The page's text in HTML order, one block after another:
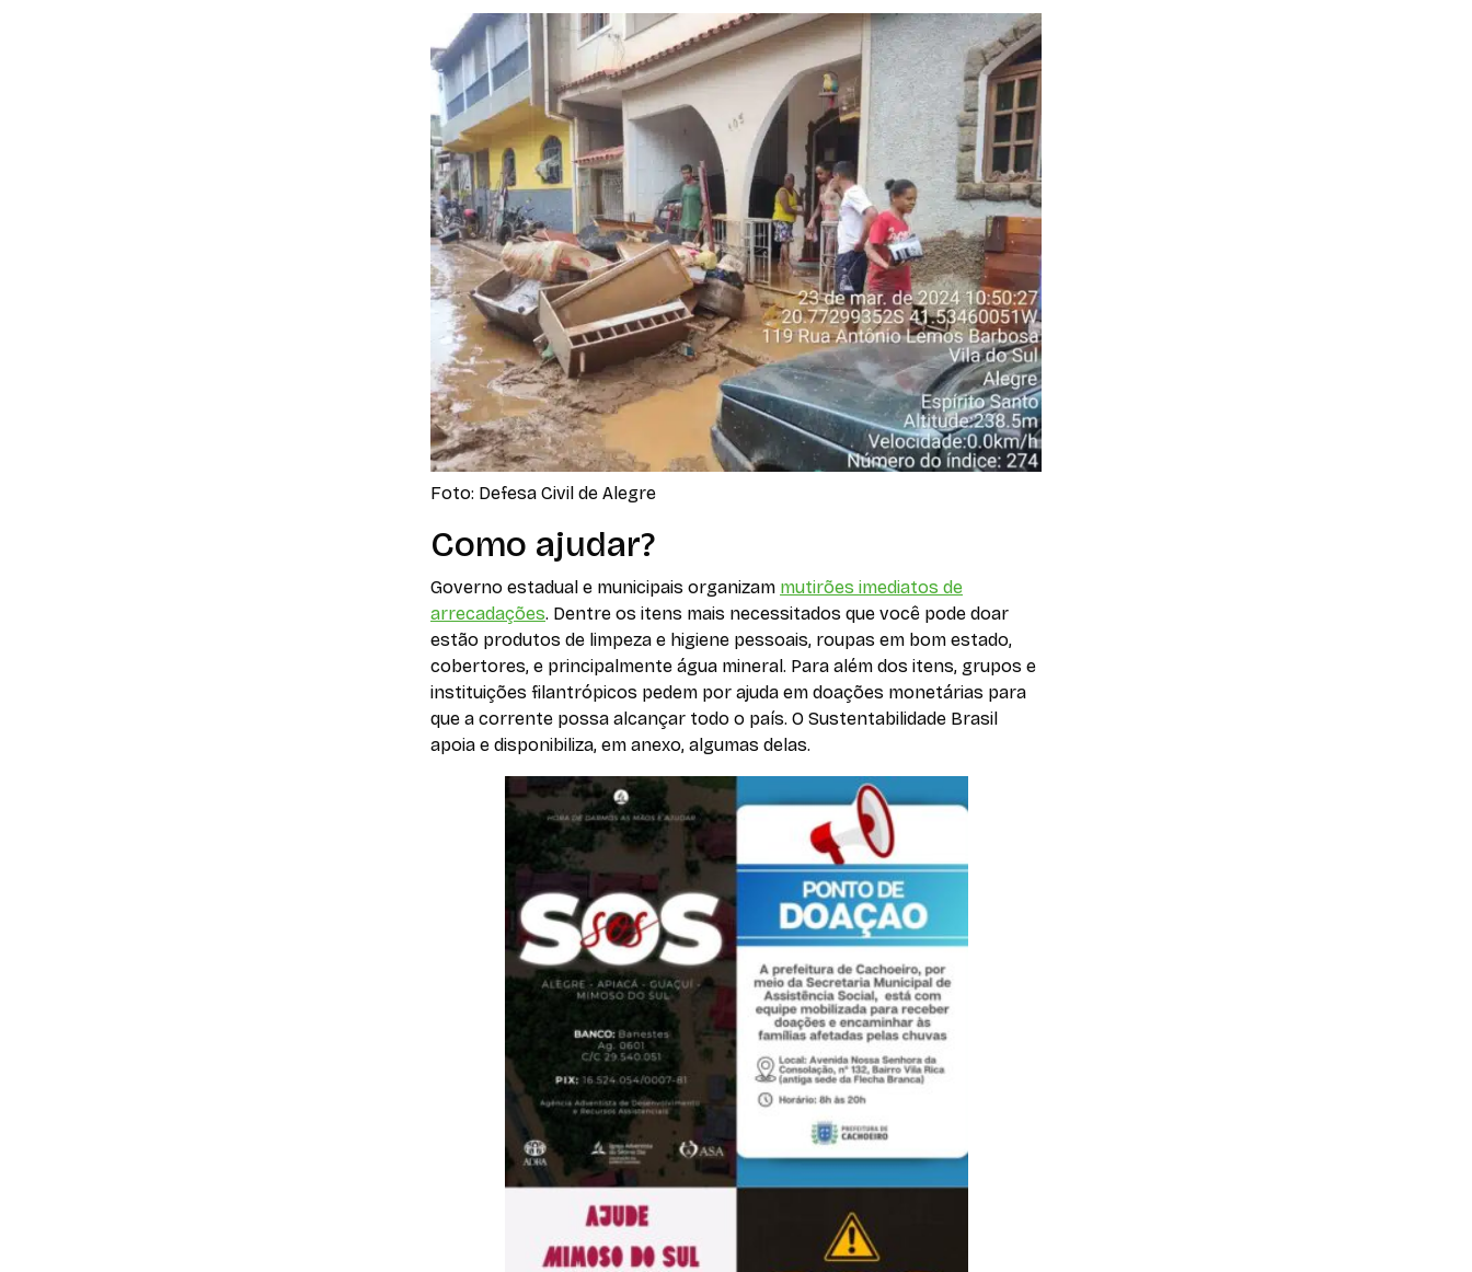
Foto: Defesa Civil de Alegre
Como ajudar?
Governo estadual e municipais organizam mutirões imediatos de
arrecadações. Dentre os itens mais necessitados que você pode doar
estão produtos de limpeza e higiene pessoais, roupas em bom estado,
cobertores, e principalmente água mineral. Para além dos itens, grupos e
instituições filantrópicos pedem por ajuda em doações monetárias para
que a corrente possa alcançar todo o país. O Sustentabilidade Brasil
apoia e disponibiliza, em anexo, algumas delas.